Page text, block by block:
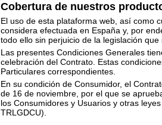
Cobertura de nuestros
El uso de esta plataforma web, así como
considera efectuada en España y, por
todo ello sin perjuicio de la legislación
Las presentes Condiciones Generales
celebración del Contrato. Estas
Particulares correspondientes.
En su condición de Consumidor, el
de 16 de noviembre, por el que se
los Consumidores y Usuarios y otras
TRLGDCU).